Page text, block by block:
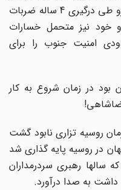
مقابل تهاجم را نمی پذیرفتند.این نیرو طی درگیری 4 ساله ضربات
خود نیز متحمل خسارات
امنیت جنوب را برای
در زمان شروع به کار
روسیه تزاری نابود گشت
روسیه پایه گذاری شد
رهبری سردرمداران
به صدا درآورد.